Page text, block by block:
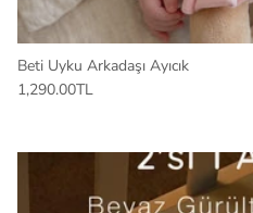
Beti Uyku Arkadaşı Ayıcık
1,290.00TL